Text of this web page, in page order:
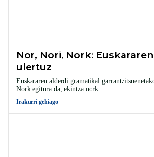
Nor, Nori, Nork:
ulertuz
Euskararen alderdi gramatikal
Nork egitura da, ekintza nork...
Irakurri gehiago